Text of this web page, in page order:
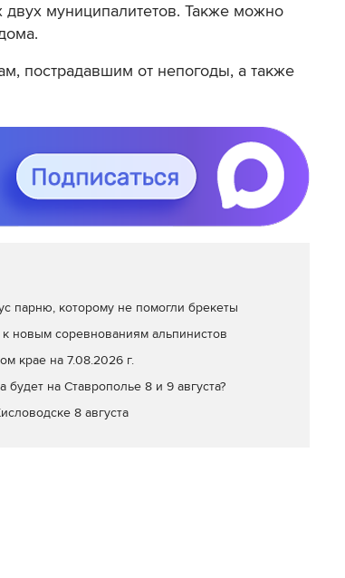
муниципалитетов. Также можно
пострадавшим от непогоды, а также
парню, которому не помогли брекеты
к новым соревнованиям альпинистов
крае на 7.08.2026 г.
будет на Ставрополье 8 и 9 августа?
8 августа